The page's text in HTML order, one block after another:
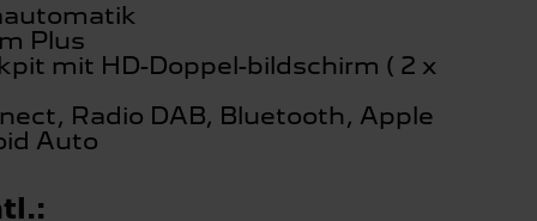
Plus
mit HD-Doppel-bildschirm ( 2 x
Radio DAB, Bluetooth, Apple
Auto